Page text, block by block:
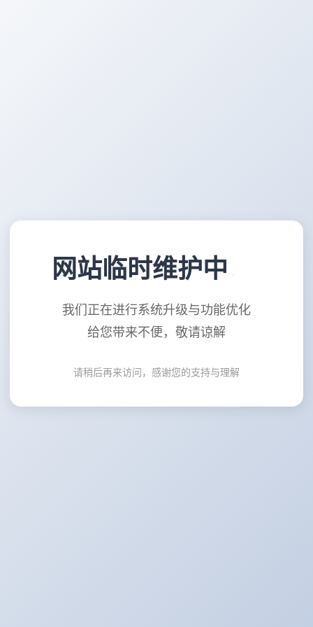
网站临时维护中
我们正在进行系统升级与功能优化
给您带来不便，敬请谅解
请稍后再来访问，感谢您的支持与理解